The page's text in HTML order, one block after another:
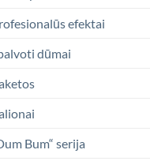
efektai
dūmai
Bum“ serija